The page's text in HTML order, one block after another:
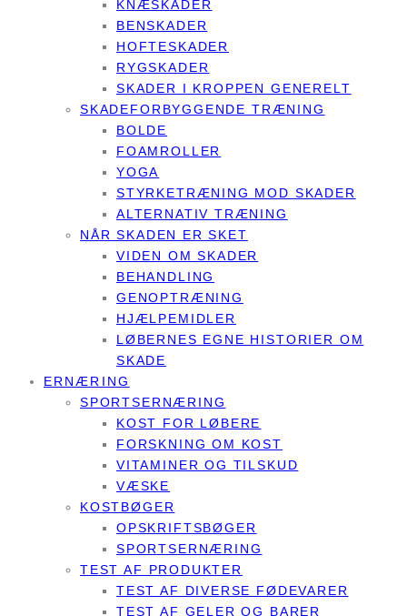
KNÆSKADER
BENSKADER
HOFTESKADER
RYGSKADER
SKADER I KROPPEN GENERELT
SKADEFORBYGGENDE TRÆNING
BOLDE
FOAMROLLER
YOGA
STYRKETRÆNING MOD SKADER
ALTERNATIV TRÆNING
NÅR SKADEN ER SKET
VIDEN OM SKADER
BEHANDLING
GENOPTRÆNING
HJÆLPEMIDLER
LØBERNES EGNE HISTORIER OM
SKADE
ERNÆRING
SPORTSERNÆRING
KOST FOR LØBERE
FORSKNING OM KOST
VITAMINER OG TILSKUD
VÆSKE
KOSTBØGER
OPSKRIFTSBØGER
SPORTSERNÆRING
TEST AF PRODUKTER
TEST AF DIVERSE FØDEVARER
TEST AF GELER OG BARER